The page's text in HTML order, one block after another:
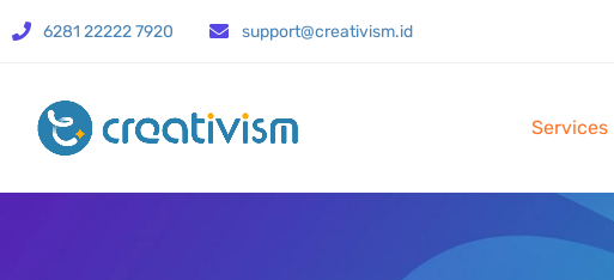
6281 22222 7920 support@creativism.id
Services